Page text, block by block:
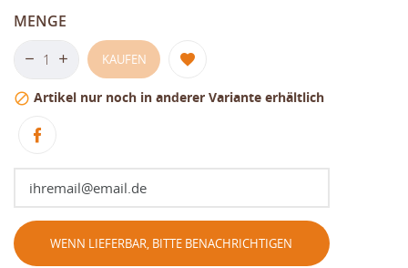
MENGE
KAUFEN
 Artikel nur noch in anderer Variante erhältlich
WENN LIEFERBAR, BITTE BENACHRICHTIGEN